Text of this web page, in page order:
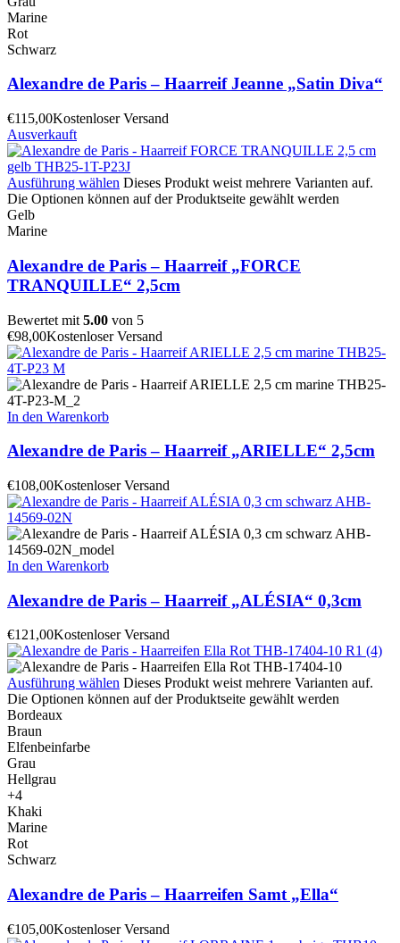
Marine
Rot
Schwarz
Alexandre de Paris – Haarreif Jeanne „Satin Diva“
€115,00Kostenloser Versand
Ausverkauft
Ausführung wählen Dieses Produkt weist mehrere Varianten auf.
Die Optionen können auf der Produktseite gewählt werden
Gelb
Marine
Alexandre de Paris – Haarreif „FORCE
TRANQUILLE“ 2,5cm
Bewertet mit 5.00 von 5
€98,00Kostenloser Versand
In den Warenkorb
Alexandre de Paris – Haarreif „ARIELLE“ 2,5cm
€108,00Kostenloser Versand
In den Warenkorb
Alexandre de Paris – Haarreif „ALÉSIA“ 0,3cm
€121,00Kostenloser Versand
Ausführung wählen Dieses Produkt weist mehrere Varianten auf.
Die Optionen können auf der Produktseite gewählt werden
Bordeaux
Braun
Elfenbeinfarbe
Grau
Hellgrau
+4
Khaki
Marine
Rot
Schwarz
Alexandre de Paris – Haarreifen Samt „Ella“
€105,00Kostenloser Versand